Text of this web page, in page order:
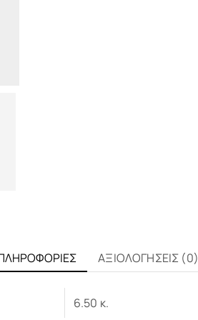
ΑΞΙΟΛΟΓΉΣΕΙΣ (0)
6.50 κ.